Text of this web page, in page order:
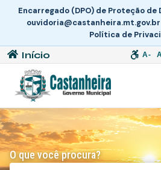
Encarregado (DPO) de Proteção de
ouvidoria@castanheira.mt.gov.br
Política de
Início A-
O que você procura?